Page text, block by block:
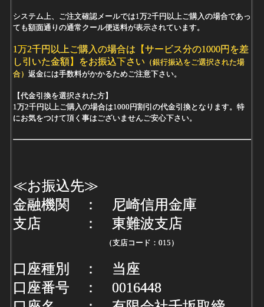
システム上、ご注文確認メールでは1万2千円以上ご購入の場合であっ
ても額面通りの通常クール便送料が表示されています。
1万2千円以上ご購入の場合は【サービス分の1000円を差
し引いた金額】をお振込下さい （銀行振込をご選択された場
合） 返金には手数料がかかるためご注意下さい。
【代金引換を選択された方】
1万2千円以上ご購入の場合は1000円割引の代金引換となります。特
にお気をつけて頂く事はございませんご安心下さい。
≪お振込先≫
金融機関 ： 尼崎信用金庫
支店 ： 東難波支店
（支店コード：015）
口座種別 ： 当座
口座番号 ： 0016448